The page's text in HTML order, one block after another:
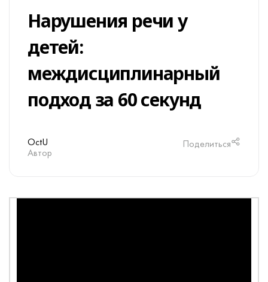
Нарушения речи у
детей:
междисциплинарный
подход за 60 секунд
OctU
Автор
Поделиться